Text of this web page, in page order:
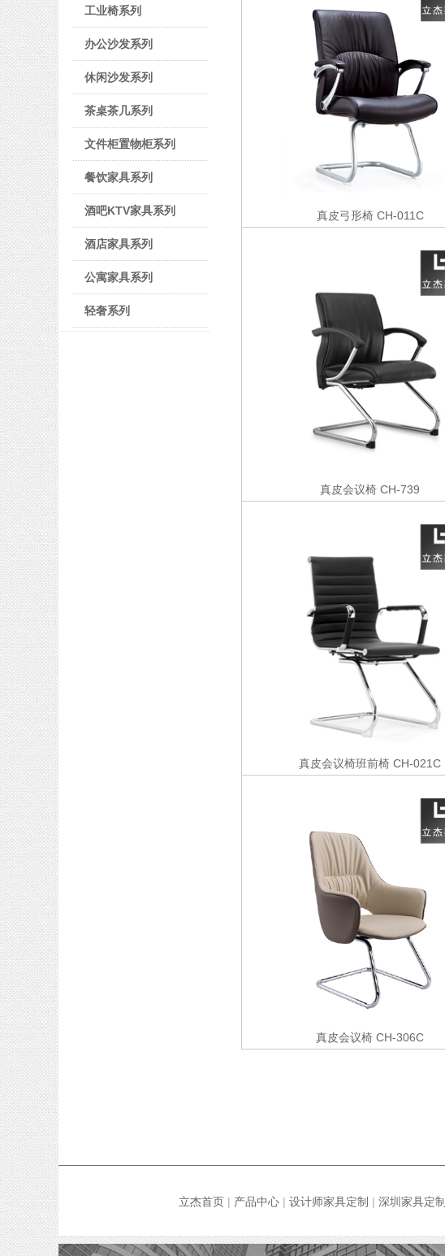
工业椅系列
办公沙发系列
休闲沙发系列
茶桌茶几系列
文件柜置物柜系列
餐饮家具系列
酒吧KTV家具系列
酒店家具系列
公寓家具系列
轻奢系列
真皮弓形椅CH-011C
真皮会议椅 CH-739
真皮会议椅班前椅 CH-021C
真皮会议椅 CH-306C
立杰首页 | 产品中心 | 设计师家具定制 | 深圳家具定制